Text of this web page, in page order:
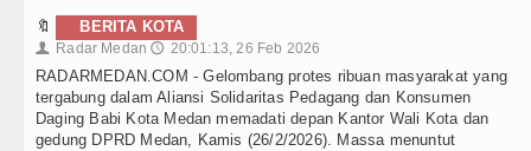
🔖 BERITA KOTA
👤 Radar Medan 🕔 20:01:13, 26 Feb 2026
RADARMEDAN.COM - Gelombang protes ribuan masyarakat yang
tergabung dalam Aliansi Solidaritas Pedagang dan Konsumen
Daging Babi Kota Medan memadati depan Kantor Wali Kota dan
gedung DPRD Medan, Kamis (26/2/2026). Massa menuntut